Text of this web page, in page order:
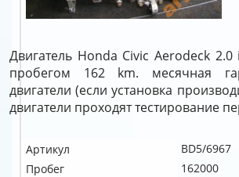
Двигатель Honda Civic Aerodeck
пробегом 162 km. месячная
двигатели (если установка
двигатели проходят тестирование
Артикул
BD5/6967
Пробег
162000